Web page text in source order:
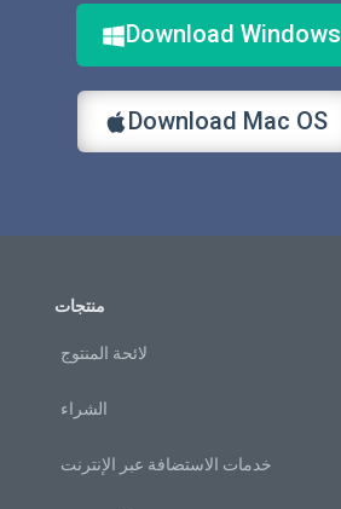
Download Windows
Download Mac OS
منتجات
لائحة المنتوج
الشراء
خدمات الاستضافة عبر الإنترنت